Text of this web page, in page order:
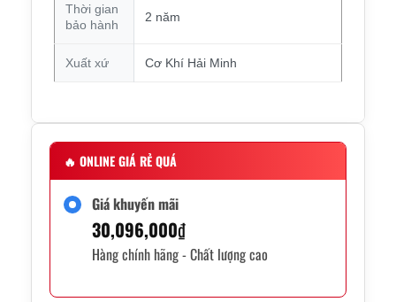
Thời gian
bảo hành
2 năm
Xuất xứ Cơ Khí Hải Minh
🔥 ONLINE GIÁ RẺ QUÁ
Giá khuyến mãi
30,096,000₫
Hàng chính hãng - Chất lượng cao